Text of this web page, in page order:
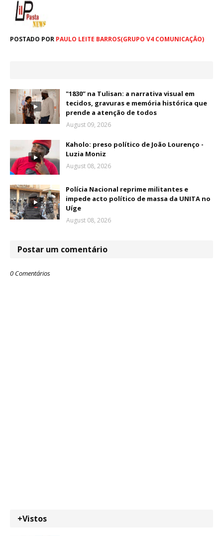
POSTADO POR PAULO LEITE BARROS(GRUPO V4 COMUNICAÇÃO)
"1830” na Tulisan: a narrativa visual em
tecidos, gravuras e memória histórica que
prende a atenção de todos
August 09, 2026
Kaholo: preso político de João Lourenço -
Luzia Moniz
August 08, 2026
Polícia Nacional reprime militantes e
impede acto político de massa da UNITA no
Uíge
August 08, 2026
Postar um comentário
0 Comentários
+Vistos